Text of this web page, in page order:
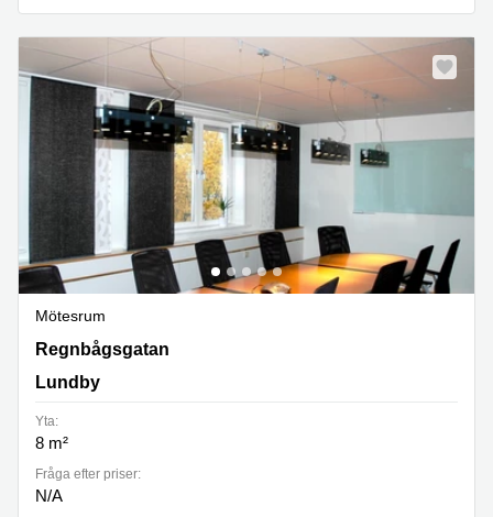
Mötesrum
Regnbågsgatan 8B, Lundby
Regnbågsgatan
Lundby
Yta:
8 m²
Fråga efter priser:
N/A